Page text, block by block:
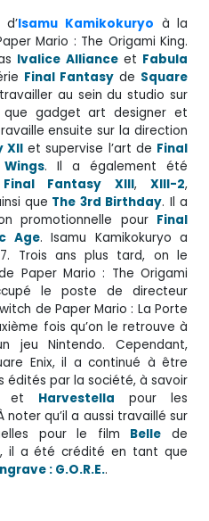
Isamu Kamikokuryo à la
Mario : The Origami King.
Ivalice Alliance et Fabula
Final Fantasy de Square
au sein du studio sur
gadget art designer et
ensuite sur la direction
XIIet supervise l’art de Final
. Il a également été
Final Fantasy XIII,XIII-2,
que The 3rd Birthday. Il a
promotionnelle pour Final
Age. Isamu Kamikokuryo a
Trois ans plus tard, on le
Paper Mario : The Origami
le poste de directeur
de Paper Mario : La Porte
fois qu’on le retrouve à
jeu Nintendo. Cependant,
Enix, il a continué à être
édités par la société, à savoir
et Harvestella pour les
qu’il a aussi travaillé sur
pour le film Belle de
il a été crédité en tant que
: G.O.R.E..